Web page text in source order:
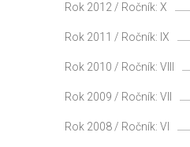
Rok 2012 / Ročník: X
Rok 2011 / Ročník: IX
Rok 2010 / Ročník: VIII
Rok 2009 / Ročník: VII
Rok 2008 / Ročník: VI